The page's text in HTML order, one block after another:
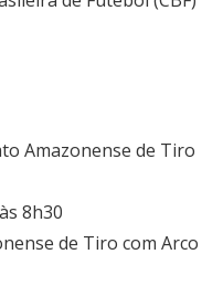
Amazonense de Tiro
8h30
de Tiro com Arco